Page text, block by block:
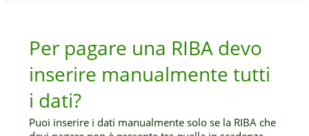
Per pagare una RIBA devo
inserire manualmente tutti
i dati?
Puoi inserire i dati manualmente solo se la RIBA che